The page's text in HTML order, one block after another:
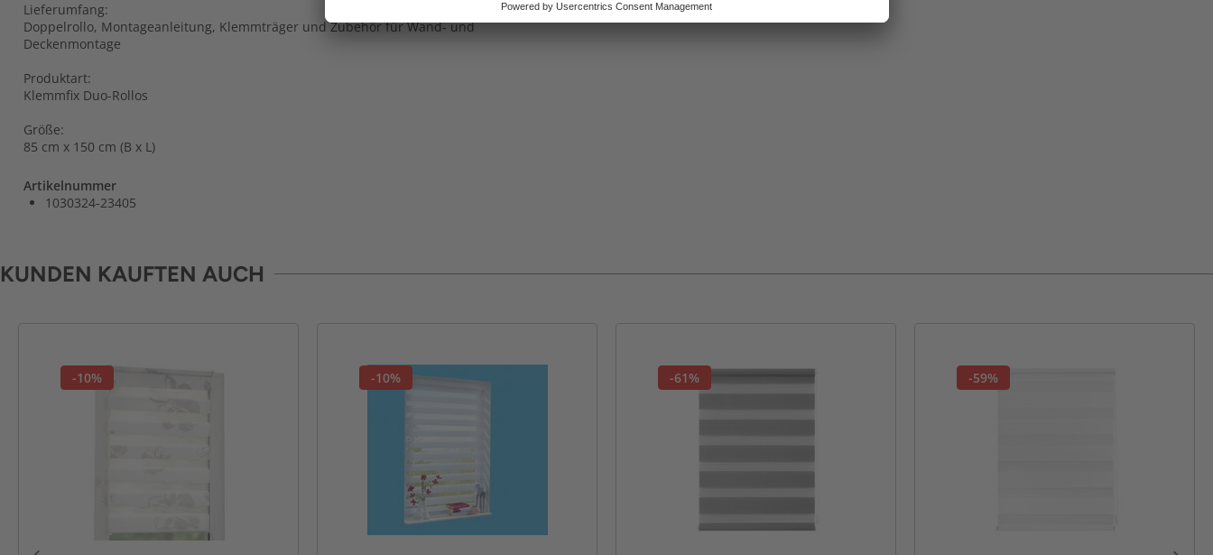
Lieferumfang:
Doppelrollo, Montageanleitung, Klemmträger und Zubehör für Wand- und
Deckenmontage
Produktart:
Klemmfix Duo-Rollos
Größe:
85 cm x 150 cm (B x L)
Artikelnummer
1030324-23405
KUNDEN KAUFTEN AUCH
-10% -10% -61% -59%